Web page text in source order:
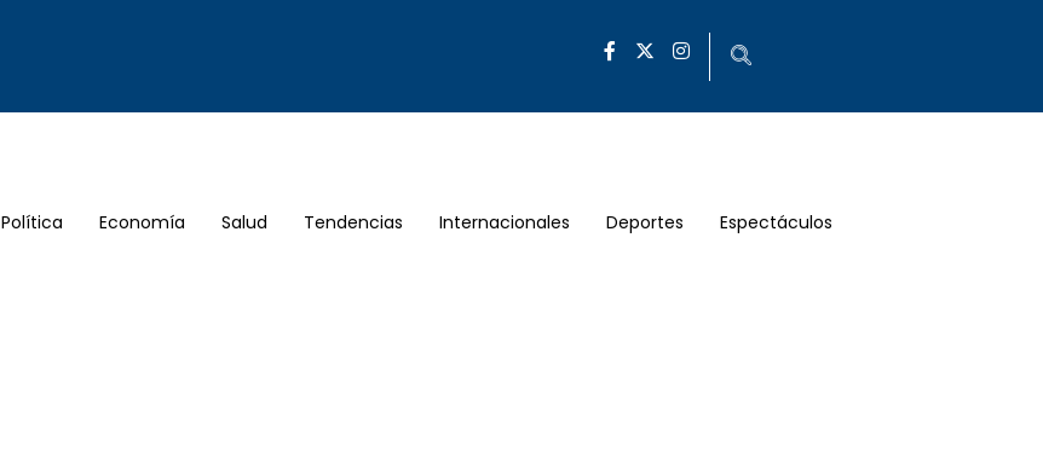
Política Economía Salud Tendencias Internacionales Deportes Espectáculos